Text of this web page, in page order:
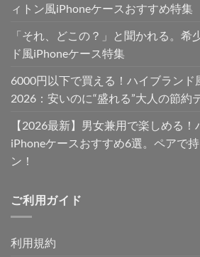
ィトン風iPhoneケースおすすめ特集
「それ、どこの？」と聞かれる。希
ド風iPhoneケース特集
6000円以下で買える！ハイブランド
2026：安いのに“盛れる”大人の節約
【2026最新】男女兼用で楽しめる！
iPhoneケースおすすめ6選。ペアで
ン！
ご利用ガイド
利用規約